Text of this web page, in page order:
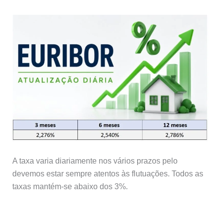
A taxa varia diariamente nos vários prazos pelo
devemos estar sempre atentos às flutuações. Todos as
taxas mantém-se abaixo dos 3%.